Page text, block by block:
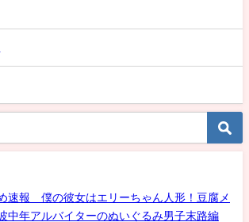
速報 僕の彼女はエリーちゃん人形！豆腐メ
中年アルバイターのぬいぐるみ男子末路編